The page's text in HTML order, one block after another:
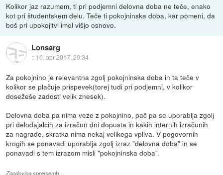
Kolikor jaz razumem, ti pri podjemni delovna doba ne teče, enako
kot pri študentskem delu. Teče ti pokojninska doba, kar pomeni, da
boš pri upokojitvi imel višjo osnovo.
Lonsarg
:: 16. apr 2017, 20:34
Za pokojnino je relevantna zgolj pokojninska doba in ta teče v
kolikor se plačuje prispevek(torej tudi pri podjemni, v kolikor
dosežeše zadosti velik znesek).
Delovna doba pa nima veze z pokojnino, pač pa se uporablja zgolj
pri delodajalcih za izračun dni dopusta in kakih internih izračunih
za nagrade, skratka nima nekaj velikega vpliva. V pogovornih
krogih se ponavadi uporablja zgolj izraz "delovna doba" in se
ponavadi s tem izrazom misli "pokojninska doba".
Zgodovina sprememb…